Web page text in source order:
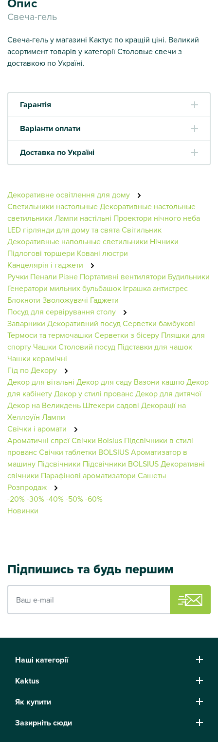
Свеча-гель
Свеча-гель у магазині Кактус по кращій ціні. Великий
асортимент товарів у категорії Столовые свечи з
доставкою по Україні.
Гарантія
Варіанти оплати
Доставка по Україні
Декоративне освітлення для дому
Светильники настольныеДекоративные настольные
светильники Лампи настільні Проектори нічного неба
LED гірлянди для дому та святаСвітильник
Декоративные напольные светильники Нічники
Підлогові торшери Ковані люстри
Канцелярія і гаджети
Ручки Пенали Різне Портативні вентилятори Будильники
Генератори мильних бульбашок Іграшка антистрес
Блокноти Зволожувачі Гаджети
Посуд для сервірування столу
Заварники Декоративний посудСерветки бамбукові
Термоси та термочашки Серветки з бісеру Пляшки для
спорту Чашки Столовий посуд Підставки для чашок
Чашки керамічні
Гід по Декору
Декор для вітальні Декор для саду Вазони кашпоДекор
для кабінетуДекор у стилі провансДекор для дитячої
Декор на Великдень Штекери садові Декорації на
Хеллоуїн Лампи
Свічки і аромати
Ароматичні спреїСвічки Bolsius Підсвічники в стилі
провансСвічки таблетки BOLSIUSАроматизатор в
машину Підсвічники Підсвічники BOLSIUSДекоративні
свічники Парафінові ароматизатори Сашеты
Розпродаж
-20%-30%-40%-50%-60%
Новинки
Підпишись та будь першим
Наші категорії
Kaktus
Як купити
Зазирніть сюди